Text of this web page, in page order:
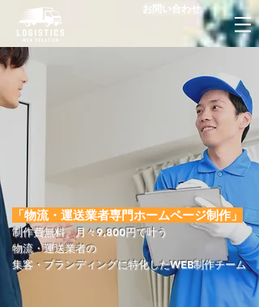
お問い合わせ
「物流・運送業者専門ホームページ制作」
制作費無料。月々9,800円で叶う
​物流・運送業者の
集客・ブランディングに特化したWEB制作チーム